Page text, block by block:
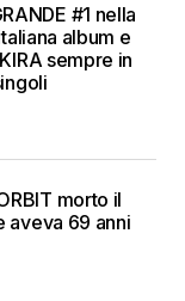
#1 nella
album e
sempre in
morto il
aveva 69 anni